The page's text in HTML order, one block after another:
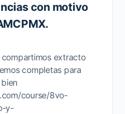
con motivo
extracto
completas para
course/8vo-
y-